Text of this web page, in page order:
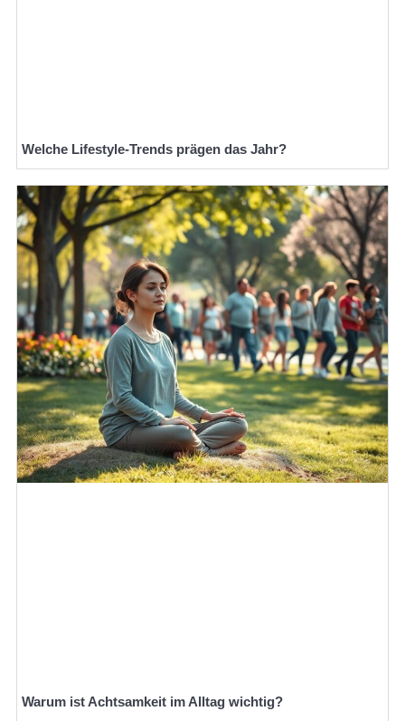
Welche Lifestyle-Trends prägen das Jahr?
Warum ist Achtsamkeit im Alltag wichtig?